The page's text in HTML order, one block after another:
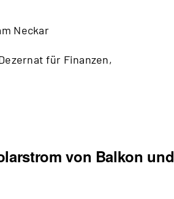
Neckar
für Finanzen,
von Balkon und